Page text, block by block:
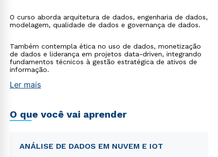
O curso aborda arquitetura de dados, engenharia de dados,
modelagem, qualidade de dados e governança de dados.
Também contempla ética no uso de dados, monetização
de dados e liderança em projetos data-driven, integrando
fundamentos técnicos à gestão estratégica de ativos de
informação.
Ler mais
O que você vai aprender
ANÁLISE DE DADOS EM NUVEM E IOT